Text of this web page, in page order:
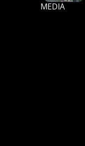
MEDIA